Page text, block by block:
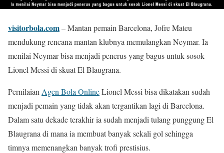
visitorbola.com– Mantan pemain Barcelona, Jofre Mateu
mendukung rencana mantan klubnya memulangkan Neymar. Ia
menilai Neymar bisa menjadi penerus yang bagus untuk sosok
Lionel Messi di skuat El Blaugrana.
Pernilaian Agen Bola OnlineLionel Messi bisa dikatakan sudah
menjadi pemain yang tidak akan tergantikan lagi di Barcelona.
Dalam satu dekade terakhir ia sudah menjadi tulang punggung El
Blaugrana di mana ia membuat banyak sekali gol sehingga
timnya memenangkan banyak trofi prestisius.